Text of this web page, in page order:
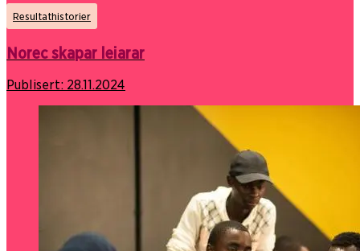
Resultathistorier
Norec skapar leiarar
Publisert: 28.11.2024